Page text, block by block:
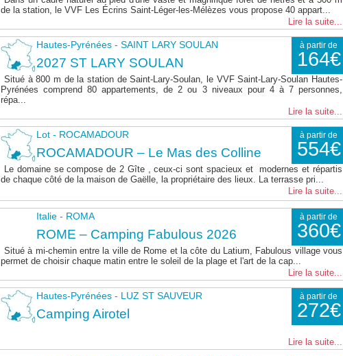
de la station, le VVF Les Écrins Saint-Léger-les-Mélèzes vous propose 40 appart...
Lire la suite...
Hautes-Pyrénées - SAINT LARY SOULAN à partir de
164€
2027 ST LARY SOULAN
Situé à 800 m de la station de Saint-Lary-Soulan, le VVF Saint-Lary-Soulan Hautes-
Pyrénées comprend 80 appartements, de 2 ou 3 niveaux pour 4 à 7 personnes,
répa...
Lire la suite...
Lot - ROCAMADOUR à partir de
554€
ROCAMADOUR – Le Mas des Colline
Le domaine se compose de 2 Gîte , ceux-ci sont spacieux et modernes et répartis
de chaque côté de la maison de Gaëlle, la propriétaire des lieux. La terrasse pri...
Lire la suite...
Italie - ROMA à partir de
360€
ROME – Camping Fabulous 2026
Situé à mi-chemin entre la ville de Rome et la côte du Latium, Fabulous village vous
permet de choisir chaque matin entre le soleil de la plage et l'art de la cap...
Lire la suite...
Hautes-Pyrénées - LUZ ST SAUVEUR à partir de
272€
Camping Airotel
Lire la suite...